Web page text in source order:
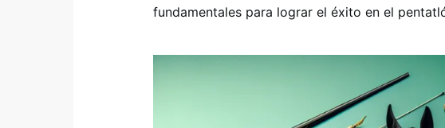
fundamentales para lograr el éxito en el